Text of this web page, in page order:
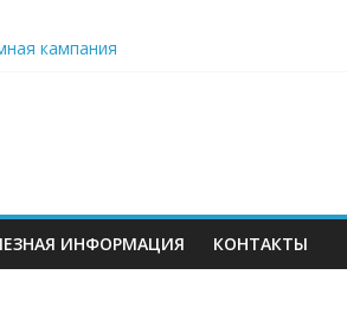
кампания
серию бесплатных образовательных
цветов»
ИНФОРМАЦИЯ КОНТАКТЫ